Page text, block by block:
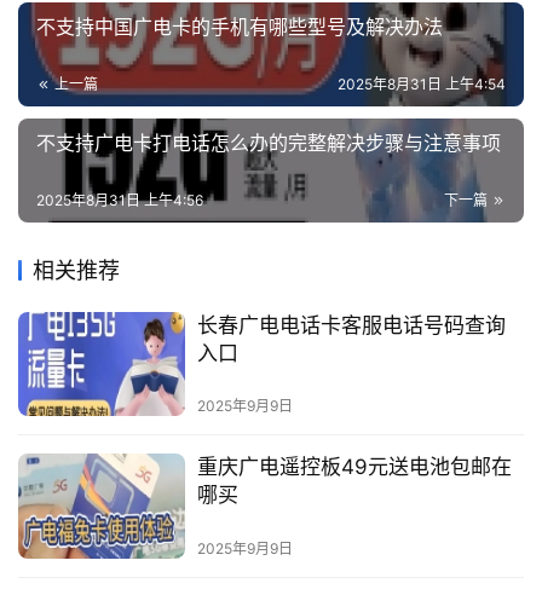
不支持中国广电卡的手机有哪些型号及解决办法
上一篇 2025年8月31日 上午4:54
不支持广电卡打电话怎么办的完整解决步骤与注意事项
下一篇
2025年8月31日 上午4:56
相关推荐
长春广电电话卡客服电话号码查询
入口
2025年9月9日
重庆广电遥控板49元送电池包邮在
哪买
2025年9月9日